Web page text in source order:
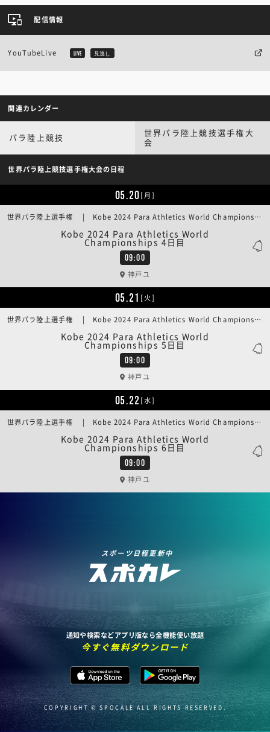
配信情報
YouTubeLive LIVE 見逃し
関連カレンダー
パラ陸上競技
世界パラ陸上競技選手権大
会
世界パラ陸上競技選手権大会の日程
05.20[月]
09:00
Kobe 2024 Para Athletics World
Championships 4日目
世界パラ陸上選手権 | Kobe 2024 Para Athletics World Championships 4日目
神戸ユ
05.21 [火]
09:00
Kobe 2024 Para Athletics World
Championships 5日目
世界パラ陸上選手権 | Kobe 2024 Para Athletics World Championships 5日目
神戸ユ
05.22[水]
09:00
Kobe 2024 Para Athletics World
Championships 6日目
世界パラ陸上選手権 | Kobe 2024 Para Athletics World Championships 6日目
神戸ユ
スポーツ日程更新中
通知や検索などアプリ版なら全機能使い放題
今すぐ無料ダウンロード
COPYRIGHT © SPOCALE ALL RIGHTS RESERVED.